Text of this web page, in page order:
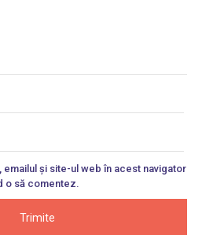
emailul și site-ul web în acest navigator
o să comentez.